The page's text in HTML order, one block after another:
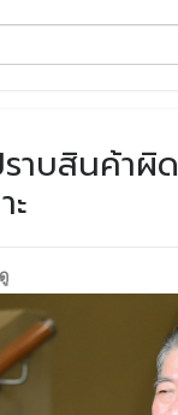
าบสินค้า
ะ